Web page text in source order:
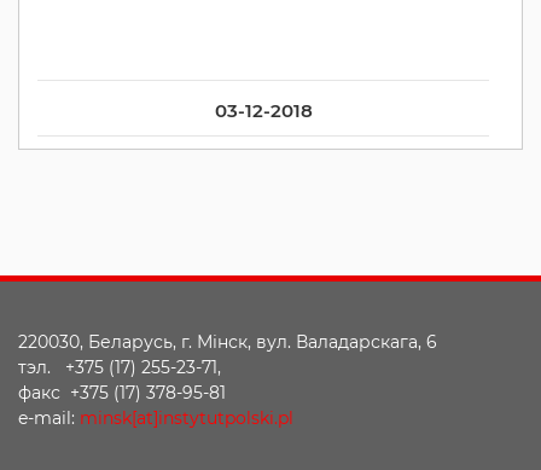
03-12-2018
220030, Беларусь, г. Мінск, вул. Валадарскага, 6
тэл. +375 (17) 255-23-71,
факс +375 (17) 378-95-81
e-mail: minsk[at]instytutpolski.pl